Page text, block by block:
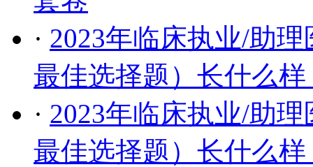
· 2023年临床执业/助
最佳选择题）长什么样
· 2023年临床执业/助
最佳选择题）长什么样